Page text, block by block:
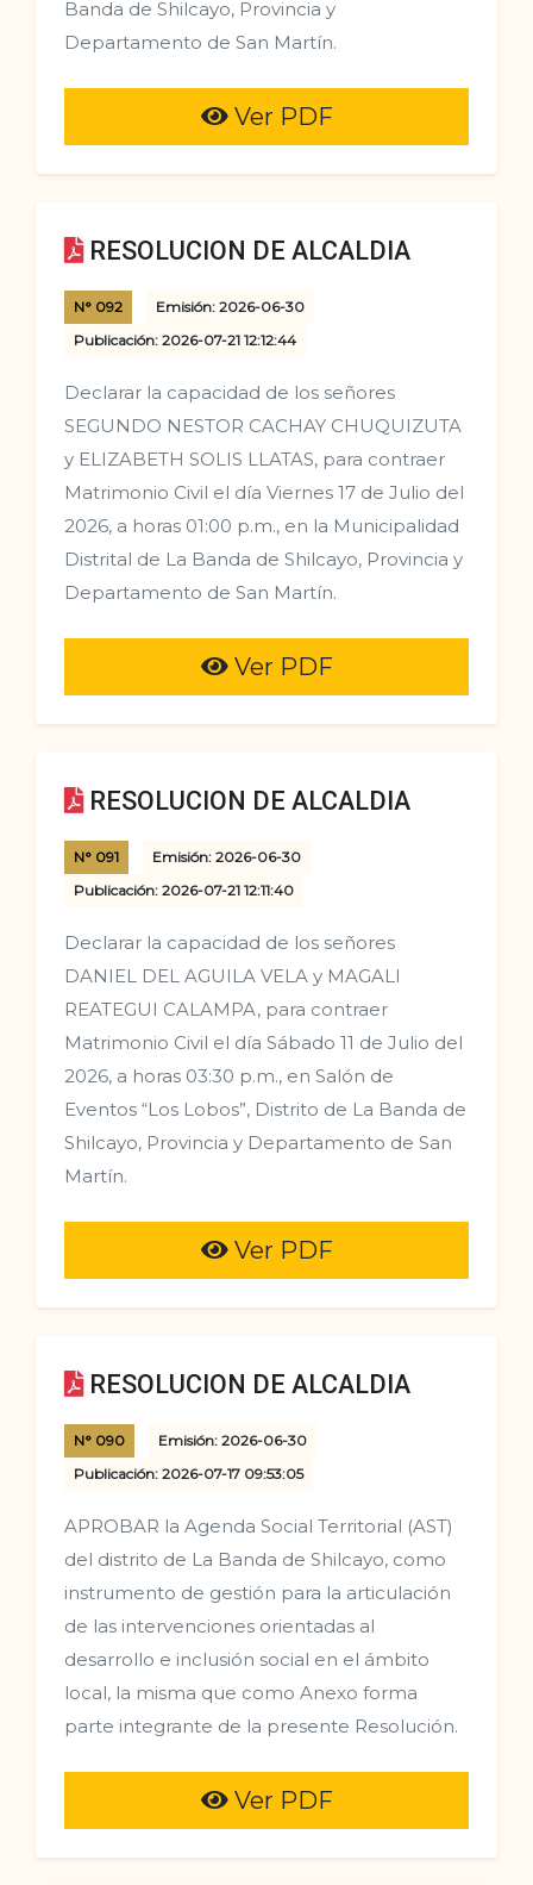
Banda de Shilcayo, Provincia y
Departamento de San Martín.
Ver PDF
RESOLUCION DE ALCALDIA
N° 092
Emisión: 2026-06-30
Publicación: 2026-07-21 12:12:44
Declarar la capacidad de los señores
SEGUNDO NESTOR CACHAY CHUQUIZUTA
y ELIZABETH SOLIS LLATAS, para contraer
Matrimonio Civil el día Viernes 17 de Julio del
2026, a horas 01:00 p.m., en la Municipalidad
Distrital de La Banda de Shilcayo, Provincia y
Departamento de San Martín.
Ver PDF
RESOLUCION DE ALCALDIA
N° 091
Emisión: 2026-06-30
Publicación: 2026-07-21 12:11:40
Declarar la capacidad de los señores
DANIEL DEL AGUILA VELA y MAGALI
REATEGUI CALAMPA, para contraer
Matrimonio Civil el día Sábado 11 de Julio del
2026, a horas 03:30 p.m., en Salón de
Eventos “Los Lobos”, Distrito de La Banda de
Shilcayo, Provincia y Departamento de San
Martín.
Ver PDF
RESOLUCION DE ALCALDIA
N° 090
Emisión: 2026-06-30
Publicación: 2026-07-17 09:53:05
APROBAR la Agenda Social Territorial (AST)
del distrito de La Banda de Shilcayo, como
instrumento de gestión para la articulación
de las intervenciones orientadas al
desarrollo e inclusión social en el ámbito
local, la misma que como Anexo forma
parte integrante de la presente Resolución.
Ver PDF